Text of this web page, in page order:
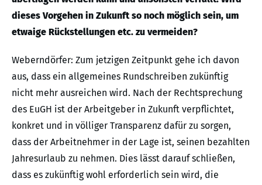
dieses Vorgehen in Zukunft so noch möglich sein, um
etwaige Rückstellungen etc. zu vermeiden?
Weberndörfer: Zum jetzigen Zeitpunkt gehe ich davon
aus, dass ein allgemeines Rundschreiben zukünftig
nicht mehr ausreichen wird. Nach der Rechtsprechung
des EuGH ist der Arbeitgeber in Zukunft verpflichtet,
konkret und in völliger Transparenz dafür zu sorgen,
dass der Arbeitnehmer in der Lage ist, seinen bezahlten
Jahresurlaub zu nehmen. Dies lässt darauf schließen,
dass es zukünftig wohl erforderlich sein wird, die